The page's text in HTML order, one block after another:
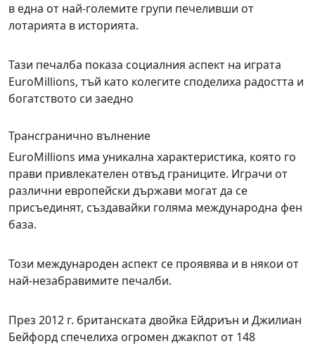
в една от най-големите групи печеливши от
лотарията в историята.
Тази печалба показа социалния аспект на играта
EuroMillions, тъй като колегите споделиха радостта и
богатството си заедно
Трансгранично вълнение
EuroMillions има уникална характеристика, която го
прави привлекателен отвъд границите. Играчи от
различни европейски държави могат да се
присъединят, създавайки голяма международна фен
база.
Този международен аспект се проявява и в някои от
най-незабравимите печалби.
През 2012 г. британската двойка Ейдриън и Джилиан
Бейфорд спечелиха огромен джакпот от 148